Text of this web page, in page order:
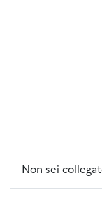
Non sei